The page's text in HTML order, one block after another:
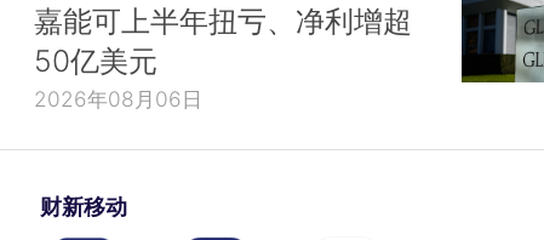
嘉能可上半年扭亏、净利增超
50亿美元
2026年08月06日
财新移动